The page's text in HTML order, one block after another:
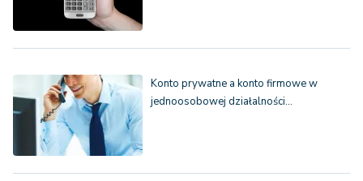
Konto prywatne a konto firmowe w
jednoosobowej działalności…